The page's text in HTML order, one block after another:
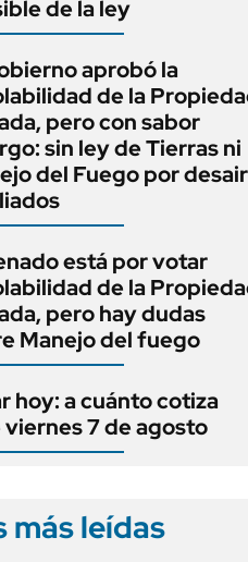
de la ley
aprobó la
de la
pero con sabor
sin ley de Tierras ni
del Fuego por
está por votar
de la
pero hay dudas
Manejo del fuego
hoy: a cuánto cotiza
7 de agosto
más leídas